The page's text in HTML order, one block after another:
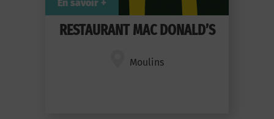
RESTAURANT MAC DONALD’S
Moulins
En savoir +